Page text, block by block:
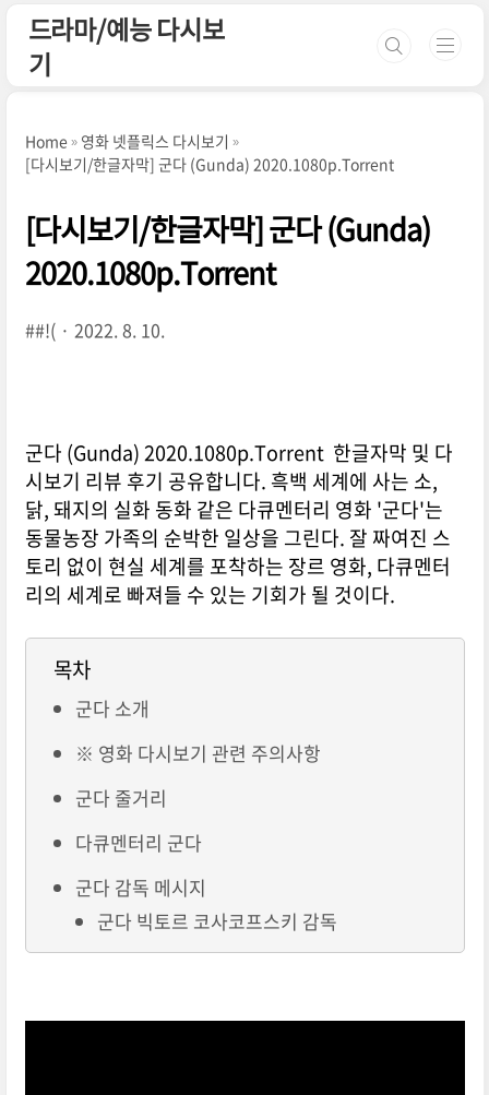
드라마/예능 다시보
기
Home
영화 넷플릭스 다시보기
[다시보기/한글자막] 군다 (Gunda) 2020.1080p.Torrent
[다시보기/한글자막] 군다 (Gunda)
2020.1080p.Torrent
##!( 2022. 8. 10.
군다 (Gunda) 2020.1080p.Torrent 한글자막 및 다
시보기 리뷰 후기 공유합니다. 흑백 세계에 사는 소,
닭, 돼지의 실화 동화 같은 다큐멘터리 영화 '군다'는
동물농장 가족의 순박한 일상을 그린다. 잘 짜여진 스
토리 없이 현실 세계를 포착하는 장르 영화, 다큐멘터
리의 세계로 빠져들 수 있는 기회가 될 것이다.
목차
군다 소개
※ 영화 다시보기 관련 주의사항
군다 줄거리
다큐멘터리 군다
군다 감독 메시지
군다 빅토르 코사코프스키 감독